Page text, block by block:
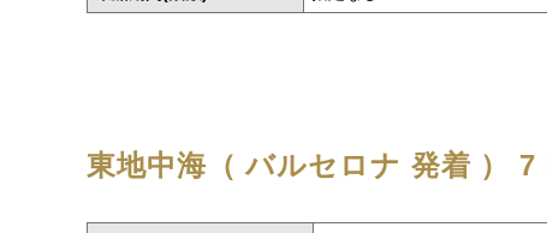
東地中海（ バルセロナ 発着 ） 7